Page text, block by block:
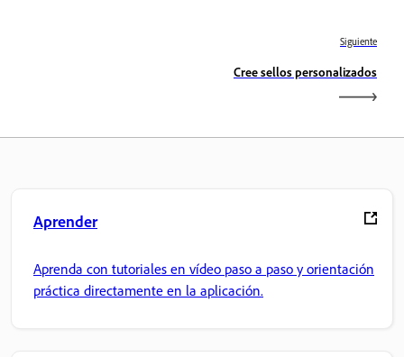
Siguiente
Cree sellos personalizados
Aprender
Aprenda con tutoriales en vídeo paso a paso y orientación
práctica directamente en la aplicación.